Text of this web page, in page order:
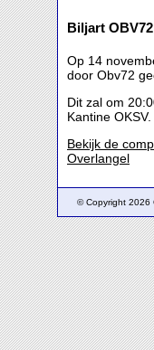
Biljart OBV72
Op 14
door Obv72
Dit zal om
Kantine OKSV.
Bekijk de
Overlangel
© Copyright 2026